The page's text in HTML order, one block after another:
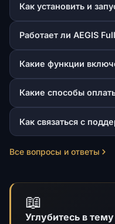
Как установить и
Работает ли AEGIS
Какие функции
Какие способы
Как связаться с
Все вопросы и ответы
📖
Углубитесь в тему